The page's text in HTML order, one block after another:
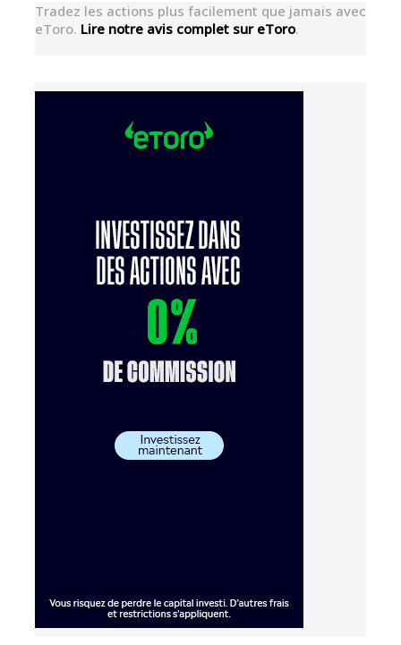
Tradez les actions plus facilement que jamais avec
eToro. Lire notre avis complet sur eToro.